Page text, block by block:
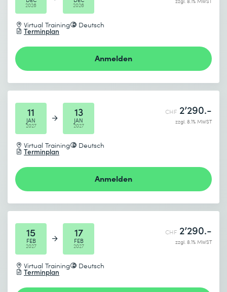
* Pflichtfelder
2026 2026
Virtual Training Deutsch
Terminplan
Anmelden
11
JAN
2027
13
JAN
2027
Virtual Training Deutsch
Terminplan
CHF 2’290.-
zzgl. 8.1% MWST
Anmelden
15
FEB
2027
17
FEB
2027
Virtual Training Deutsch
Terminplan
CHF 2’290.-
zzgl. 8.1% MWST